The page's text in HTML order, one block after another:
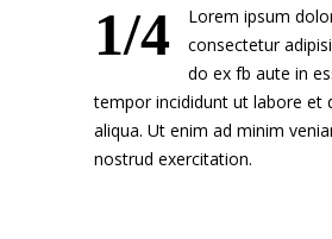
1/4
Lorem ipsum
consectetur
do ex fb aute in
tempor incididunt ut labore et
aliqua. Ut enim ad minim
nostrud exercitation.